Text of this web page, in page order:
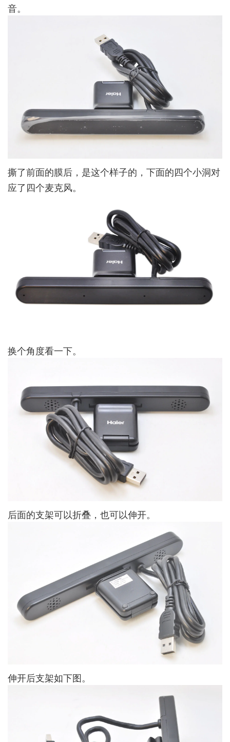
音。
撕了前面的膜后，是这个样子的，下面的四个小洞对
应了四个麦克风。
换个角度看一下。
后面的支架可以折叠，也可以伸开。
伸开后支架如下图。